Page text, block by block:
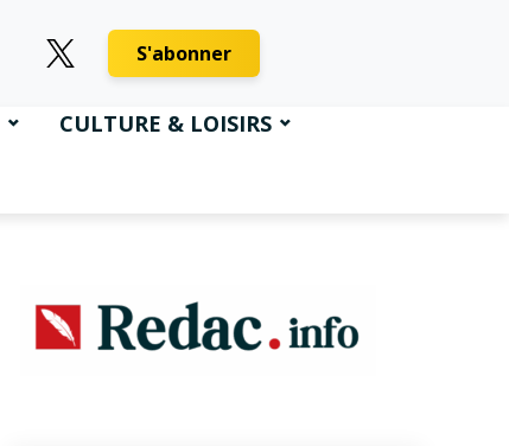
S'abonner
CULTURE & LOISIRS